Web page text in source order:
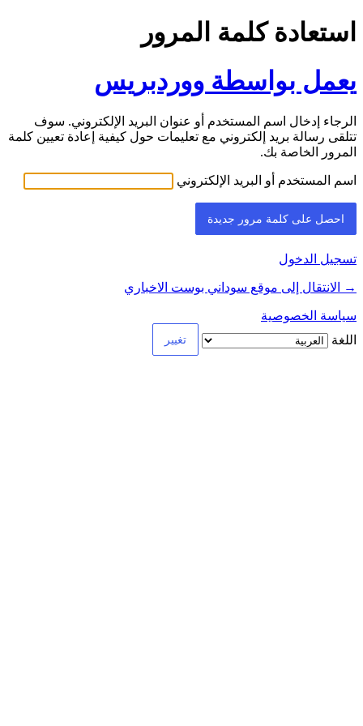
استعادة كلمة المرور
يعمل بواسطة ووردبريس
الرجاء إدخال اسم المستخدم أو عنوان البريد الإلكتروني. سوف
تتلقى رسالة بريد إلكتروني مع تعليمات حول كيفية إعادة تعيين كلمة
المرور الخاصة بك.
اسم المستخدم أو البريد الإلكتروني
تسجيل الدخول
→ الانتقال إلى موقع سوداني بوست الاخباري
سياسة الخصوصية
اللغة